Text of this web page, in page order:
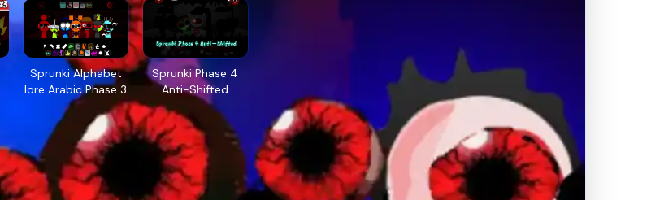
Sprunki Alphabet
lore Arabic Phase 3
Sprunki Phase 4
Anti-Shifted